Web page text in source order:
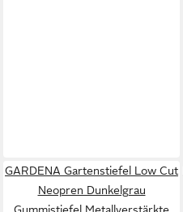
GARDENA Gartenstiefel Low Cut
Neopren Dunkelgrau